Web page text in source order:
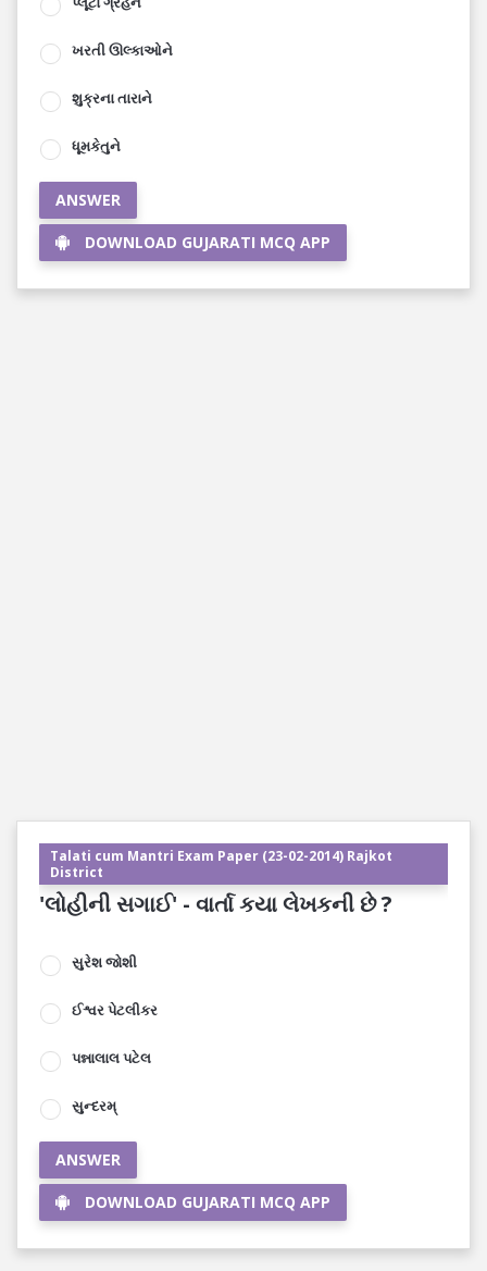
ખરતી ઊલ્કાઓને
શુક્રના તારાને
ધૂમકેતુને
ANSWER
DOWNLOAD GUJARATI MCQ APP
Talati cum Mantri Exam Paper (23-02-2014) Rajkot
District
'લોહીની સગાઈ' - વાર્તા કયા લેખકની છે ?
સુરેશ જોશી
ઈશ્વર પેટલીકર
પન્નાલાલ પટેલ
સુન્દરમ્‌
ANSWER
DOWNLOAD GUJARATI MCQ APP